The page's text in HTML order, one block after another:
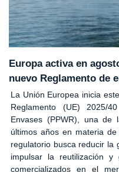
Europa activa en
nuevo Reglamento de
La Unión Europea inicia
Reglamento (UE) 2025/
Envases (PPWR), una de
últimos años en materia
regulatorio busca reducir la
impulsar la reutilización y
comercializados en el